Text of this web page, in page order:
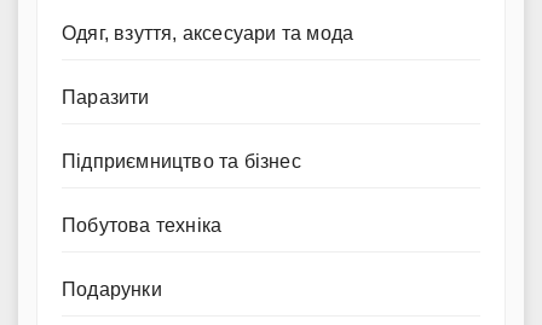
Одяг, взуття, аксесуари та мода
Паразити
Підприємництво та бізнес
Побутова техніка
Подарунки